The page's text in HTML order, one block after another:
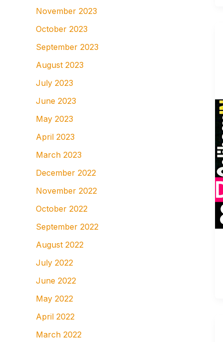
November 2023
October 2023
September 2023
August 2023
July 2023
June 2023
May 2023
April 2023
March 2023
December 2022
November 2022
October 2022
September 2022
August 2022
July 2022
June 2022
May 2022
April 2022
March 2022